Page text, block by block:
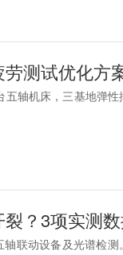
轴机床，三基地弹
联动设备及光谱检测